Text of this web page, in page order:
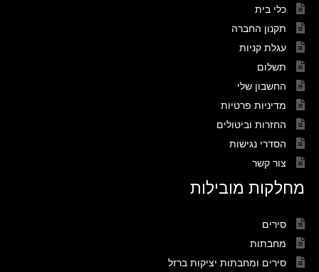
כלי בית
תקנון החברה
עגלת קניות
תשלום
החשבון שלי
מדיניות פרטיות
החזרות וביטולים
הסדרי נגישות
צור קשר
מחלקות מובילות
סירים
מחבתות
סירים ומחבתות יציקות ברזל